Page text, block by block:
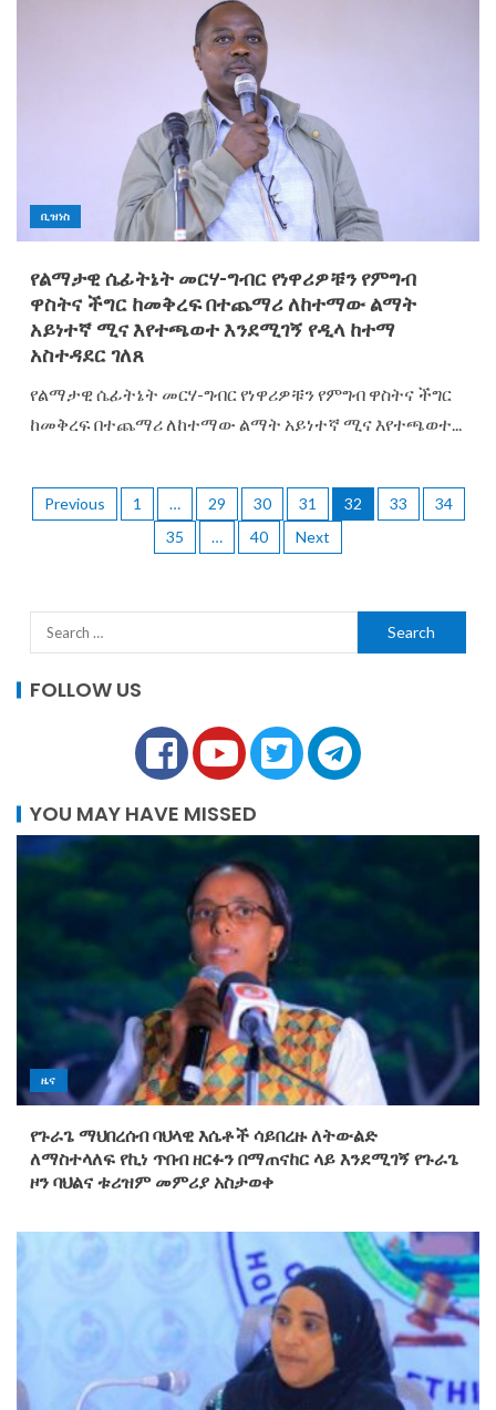
ቢዝነስ
የልማታዊ ሴፊትኔት መርሃ-ግብር የነዋሪዎቹን የምግብ
ዋስትና ችግር ከመቅረፍ በተጨማሪ ለከተማው ልማት
አይነተኛ ሚና እየተጫወተ እንደሚገኝ የዲላ ከተማ
አስተዳደር ገለጸ
የልማታዊ ሴፊትኔት መርሃ-ግብር የነዋሪዎቹን የምግብ ዋስትና ችግር
ከመቅረፍ በተጨማሪ ለከተማው ልማት አይነተኛ ሚና እየተጫወተ...
Previous 1 … 29 30 31 32 33
34
35
… 40 Next
FOLLOW US
YOU MAY HAVE MISSED
ዜና
የጉራጌ ማህበረሰብ ባህላዊ እሴቶች ሳይበረዙ ለትውልድ
ለማስተላለፍ የኪነ ጥበብ ዘርፉን በማጠናከር ላይ እንደሚገኝ የጉራጌ
ዞን ባህልና ቱሪዝም መምሪያ አስታወቀ